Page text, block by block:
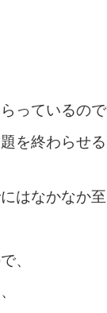
っているの
を終わらせ
はなかなか
、